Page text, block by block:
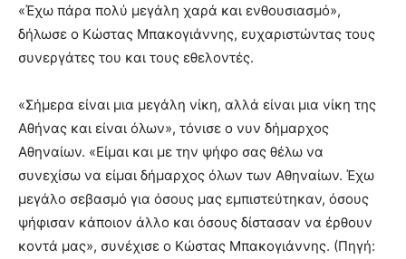
«Έχω πάρα πολύ μεγάλη χαρά και ενθουσιασμό»,
δήλωσε ο Κώστας Μπακογιάννης, ευχαριστώντας τους
συνεργάτες του και τους εθελοντές.
«Σήμερα είναι μια μεγάλη νίκη, αλλά είναι μια νίκη της
Αθήνας και είναι όλων», τόνισε ο νυν δήμαρχος
Αθηναίων. «Είμαι και με την ψήφο σας θέλω να
συνεχίσω να είμαι δήμαρχος όλων των Αθηναίων. Έχω
μεγάλο σεβασμό για όσους μας εμπιστεύτηκαν, όσους
ψήφισαν κάποιον άλλο και όσους δίστασαν να έρθουν
κοντά μας», συνέχισε ο Κώστας Μπακογιάννης. (Πηγή: